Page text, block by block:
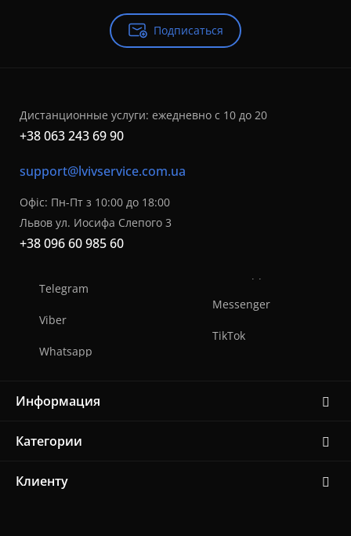
Подписаться
Дистанционные услуги: ежедневно с 10 до 20
+38 063 243 69 90
support@lvivservice.com.ua
Офіс: Пн-Пт з 10:00 до 18:00
Львов ул. Иосифа Слепого 3
+38 096 60 985 60
Telegram
Viber
Whatsapp
Messenger
TikTok
Информация
Категории
Клиенту